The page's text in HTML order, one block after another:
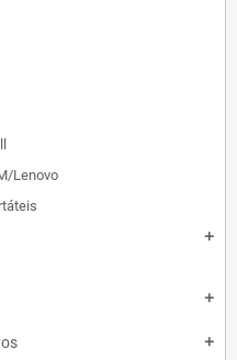
Lenovo
add
add
add